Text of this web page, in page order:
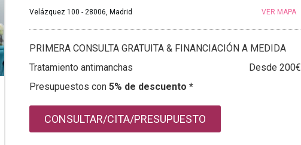
Velázquez 100 - 28006, Madrid VER MAPA
PRIMERA CONSULTA GRATUITA & FINANCIACIÓN A MEDIDA
Tratamiento antimanchas
Desde 200€
Presupuestos con 5% de descuento *
CONSULTAR/CITA/PRESUPUESTO